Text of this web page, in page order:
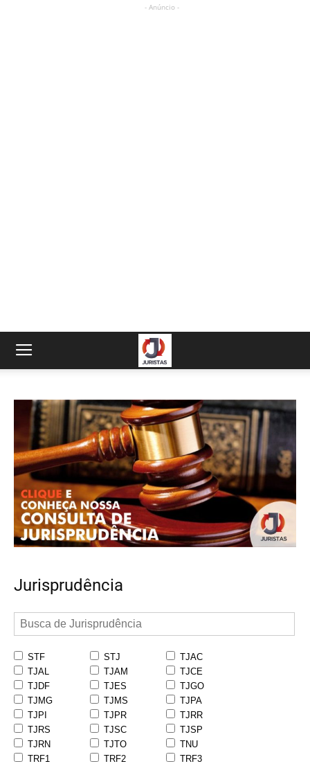
- Anúncio -
Jurisprudência
STF STJ
TJAC
TJAL
TJAM
TJCE
TJDF
TJES
TJGO
TJMG
TJMS
TJPA
TJPI
TJPR
TJRR
TJRS
TJSC
TJSP
TJRN
TJTO
TNU
TRF1
TRF2
TRF3